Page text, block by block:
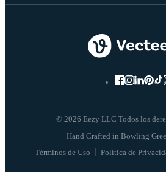
© 2026 Eezy LLC Todos los
Términos de Uso Política de